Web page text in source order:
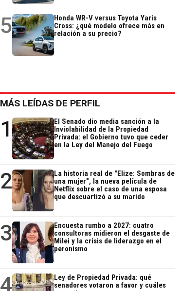
5
Honda WR-V versus Toyota Yaris
Cross: ¿qué modelo ofrece más en
relación a su precio?
MÁS LEÍDAS DE PERFIL
1
El Senado dio media sanción a la
Inviolabilidad de la Propiedad
Privada: el Gobierno tuvo que ceder
en la Ley del Manejo del Fuego
2
La historia real de "Elize: Sombras de
una mujer", la nueva película de
Netflix sobre el caso de una esposa
que descuartizó a su marido
3
Encuesta rumbo a 2027: cuatro
consultoras midieron el desgaste de
Milei y la crisis de liderazgo en el
peronismo
4
Ley de Propiedad Privada: qué
senadores votaron a favor y cuáles